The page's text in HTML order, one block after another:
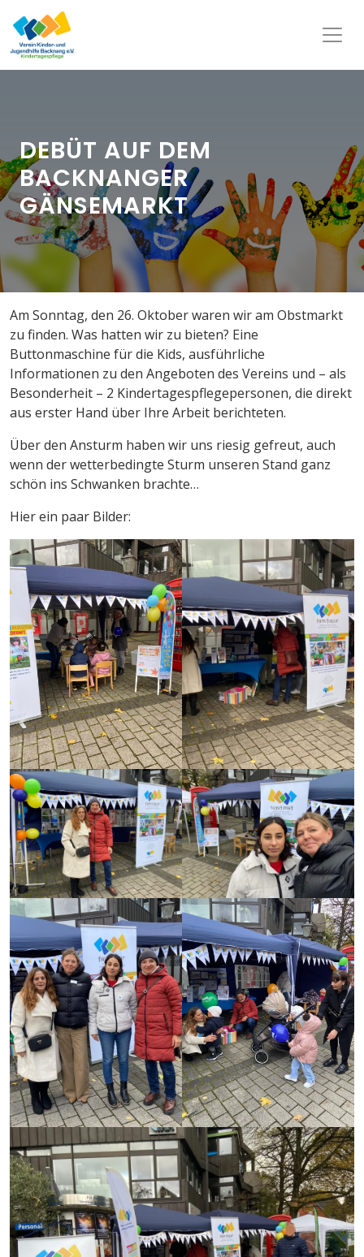
DEBÜT AUF DEM
BACKNANGER
GÄNSEMARKT
Am Sonntag, den 26. Oktober waren wir am Obstmarkt
zu finden. Was hatten wir zu bieten? Eine
Buttonmaschine für die Kids, ausführliche
Informationen zu den Angeboten des Vereins und – als
Besonderheit – 2 Kindertagespflegepersonen, die direkt
aus erster Hand über Ihre Arbeit berichteten.
Über den Ansturm haben wir uns riesig gefreut, auch
wenn der wetterbedingte Sturm unseren Stand ganz
schön ins Schwanken brachte…
Hier ein paar Bilder: